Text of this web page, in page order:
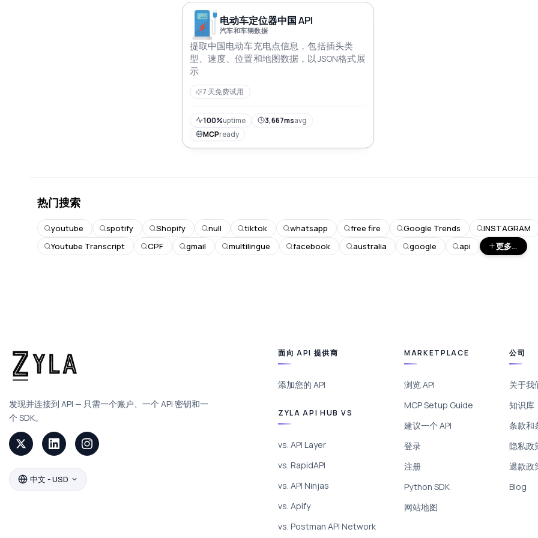
电动车定位器中国 API
汽车和车辆数据
提取中国电动车充电点信息，包括插头类
型、速度、位置和地图数据，以JSON格式展
示
7 天免费试用
100%uptime 3,667msavg
MCPready
热门搜索
youtube spotify Shopify null tiktok whatsapp free fire Google Trends INSTAGRAM
Youtube Transcript
CPF gmail multilingue facebook australia google api 更多...
发现并连接到 API — 只需一个账户、一个 API 密钥和一
个 SDK。
中文 - USD
面向 API 提供商
添加您的 API
ZYLA API HUB VS
vs. API Layer
vs. RapidAPI
vs. API Ninjas
vs. Apify
vs. Postman API Network
MARKETPLACE
浏览 API
MCP Setup Guide
建议一个 API
登录
注册
Python SDK
网站地图
公司
关于我
知识库
条款和
隐私政
退款政
Blog